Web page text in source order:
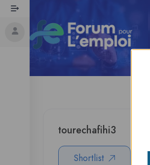
tourechafihi3
Shortlist